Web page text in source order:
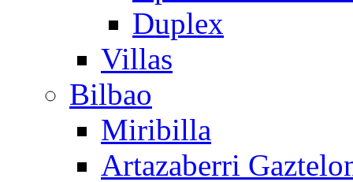
Duplex
Villas
Bilbao
Miribilla
Artazaberri